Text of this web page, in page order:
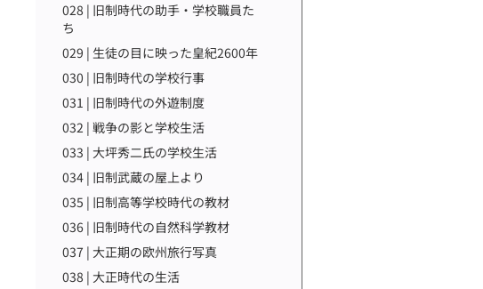
028 | 旧制時代の助手・学校職員た
ち
029 | 生徒の目に映った皇紀2600年
030 | 旧制時代の学校行事
031 | 旧制時代の外遊制度
032 | 戦争の影と学校生活
033 | 大坪秀二氏の学校生活
034 | 旧制武蔵の屋上より
035 | 旧制高等学校時代の教材
036 | 旧制時代の自然科学教材
037 | 大正期の欧州旅行写真
038 | 大正時代の生活